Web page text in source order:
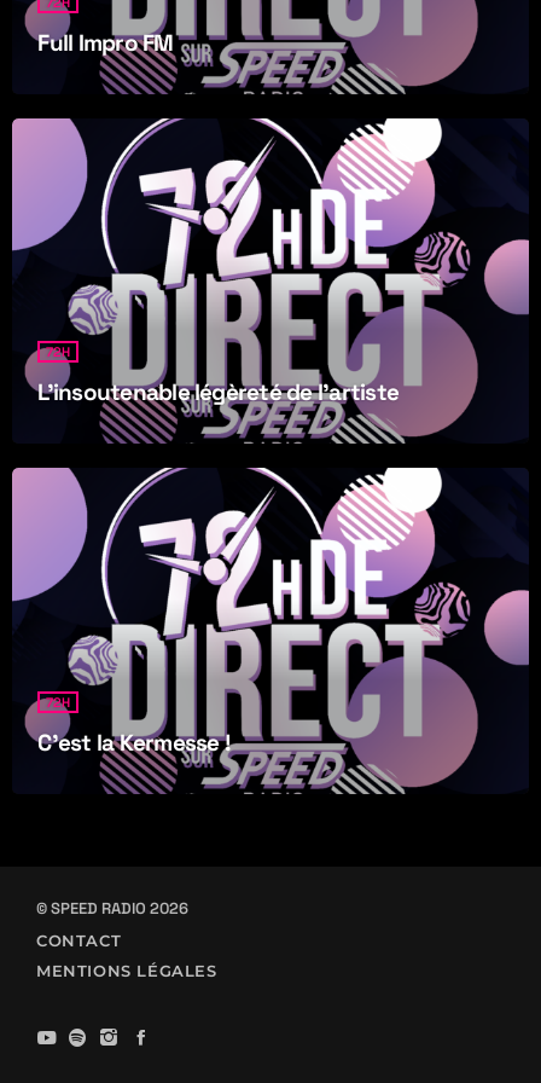
Full Impro FM
72H
L’insoutenable légèreté de l’artiste
72H
C’est la Kermesse !
© SPEED RADIO 2026
CONTACT
MENTIONS LÉGALES